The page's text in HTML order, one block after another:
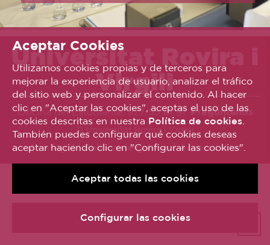
Aceptar Cookies
Utilizamos cookies propias y de terceros para
mejorar la experiencia de usuario, analizar el tráfico
del sitio web y personalizar el contenido. Al hacer
clic en "Aceptar las cookies", aceptas el uso de las
cookies descritas en nuestra Política de cookies
También puedes configurar qué cookies deseas
aceptar haciendo clic en "Configurar las cookies".
Aceptar todas las cookies
Configurar las cookies
Universitat Rovira i
Virgili
Oficina del Estudiante, 977 55 81 91. Pregúntanos
© Universitat Rovira i Virgili
Avís legal Política de galetes Accessibilitat